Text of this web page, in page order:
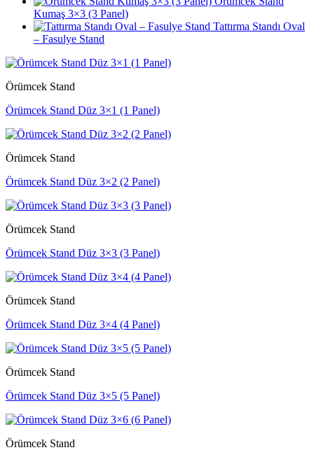
Kumaş 3×3 (3 Panel)
Tattırma Standı Oval
– Fasulye Stand
Örümcek Stand
Örümcek Stand Düz 3×1 (1 Panel)
Örümcek Stand
Örümcek Stand Düz 3×2 (2 Panel)
Örümcek Stand
Örümcek Stand Düz 3×3 (3 Panel)
Örümcek Stand
Örümcek Stand Düz 3×4 (4 Panel)
Örümcek Stand
Örümcek Stand Düz 3×5 (5 Panel)
Örümcek Stand